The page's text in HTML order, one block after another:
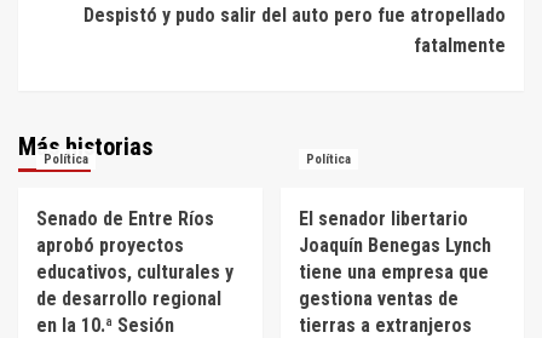
Despistó y pudo salir del auto pero fue atropellado
fatalmente
Más historias
Política
Senado de Entre Ríos
aprobó proyectos
educativos, culturales y
de desarrollo regional
en la 10.ª Sesión
Política
El senador libertario
Joaquín Benegas Lynch
tiene una empresa que
gestiona ventas de
tierras a extranjeros